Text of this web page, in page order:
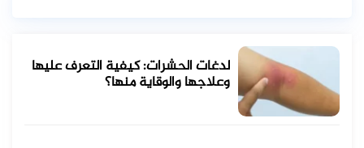
لدغات الحشرات: كيفية التعرف عليها
وعلاجها والوقاية منها؟